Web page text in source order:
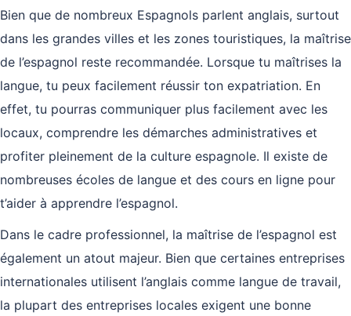
Bien que de nombreux Espagnols parlent anglais, surtout
dans les grandes villes et les zones touristiques, la maîtrise
de l’espagnol reste recommandée. Lorsque tu maîtrises la
langue, tu peux facilement réussir ton expatriation. En
effet, tu pourras communiquer plus facilement avec les
locaux, comprendre les démarches administratives et
profiter pleinement de la culture espagnole. Il existe de
nombreuses écoles de langue et des cours en ligne pour
t’aider à apprendre l’espagnol.
Dans le cadre professionnel, la maîtrise de l’espagnol est
également un atout majeur. Bien que certaines entreprises
internationales utilisent l’anglais comme langue de travail,
la plupart des entreprises locales exigent une bonne